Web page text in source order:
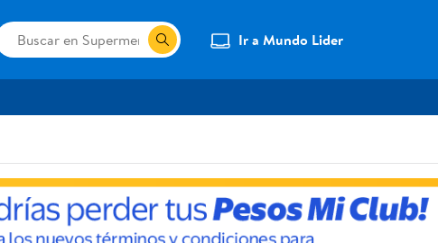
Ir a Mundo Lider